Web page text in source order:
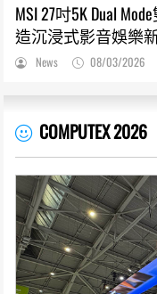
MSI 27吋5K Dual
造沉浸式影音娛樂
News 08/03/2026
COMPUTEX 2026